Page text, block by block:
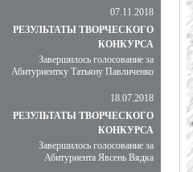
07.11.2018
РЕЗУЛЬТАТЫ ТВОРЧЕСКОГО
КОНКУРСА
Завершилось голосование за
Абитуриентку Татьяну Павличенко
18.07.2018
РЕЗУЛЬТАТЫ ТВОРЧЕСКОГО
КОНКУРСА
Завершилось голосование за
Абитуриента Явсень Вядка